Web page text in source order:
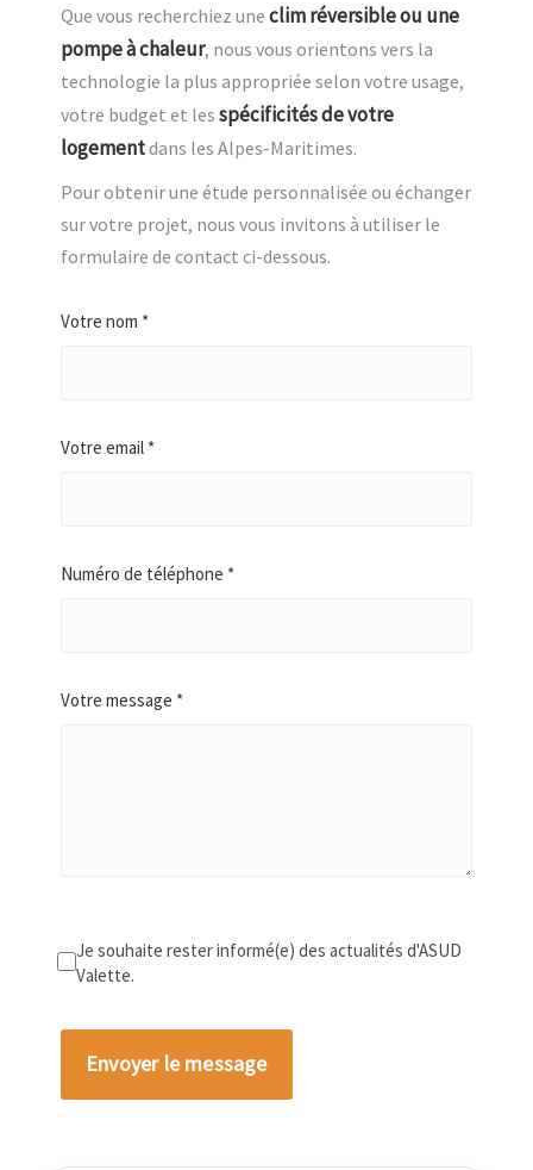
Que vous recherchiez une clim réversible ou une
pompe à chaleur, nous vous orientons vers la
technologie la plus appropriée selon votre usage,
votre budget et les spécificités de votre
logementdans les Alpes-Maritimes.
Pour obtenir une étude personnalisée ou échanger
sur votre projet, nous vous invitons à utiliser le
formulaire de contact ci-dessous.
Votre nom *
Votre email *
Numéro de téléphone *
Votre message *
Je souhaite rester informé(e) des actualités d'ASUD
Valette.